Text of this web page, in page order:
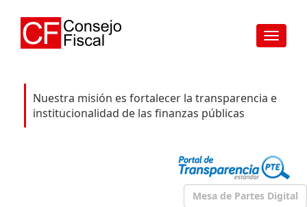
Toggle
Nuestra misión es fortalecer la transparencia e
institucionalidad de las finanzas públicas
Mesa de Partes Digital